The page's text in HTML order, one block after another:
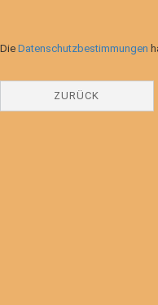
Die Datenschutzbestimmungen
ZURÜCK